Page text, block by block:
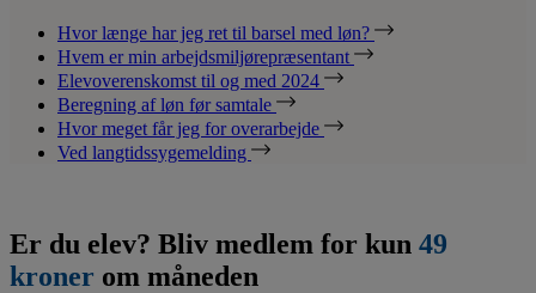
Hvor længe har jeg ret til barsel med løn?
Hvem er min arbejdsmiljørepræsentant
Elevoverenskomst til og med 2024
Beregning af løn før samtale
Hvor meget får jeg for overarbejde
Ved langtidssygemelding
Er du elev? Bliv medlem for kun 49
kroner om måneden